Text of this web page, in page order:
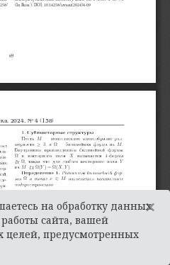
на обработку данных
сайта, вашей
целей, предусмотренных
×